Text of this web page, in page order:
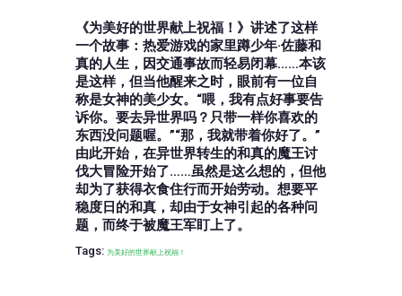
《为美好的世界献上祝福！》讲述了这样
一个故事：热爱游戏的家里蹲少年·佐藤和
真的人生，因交通事故而轻易闭幕……本该
是这样，但当他醒来之时，眼前有一位自
称是女神的美少女。“喂，我有点好事要告
诉你。要去异世界吗？只带一样你喜欢的
东西没问题喔。”“那，我就带着你好了。”
由此开始，在异世界转生的和真的魔王讨
伐大冒险开始了……虽然是这么想的，但他
却为了获得衣食住行而开始劳动。想要平
稳度日的和真，却由于女神引起的各种问
题，而终于被魔王军盯上了。
Tags: 为美好的世界献上祝福！